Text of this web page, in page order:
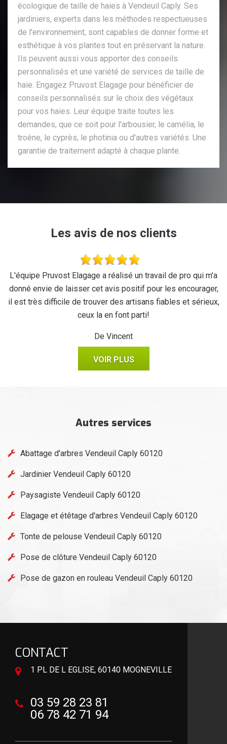
écologique de taille de haies à Vendeuil Caply. Ses
jardiniers, experts dans les méthodes respectueuses
de l'environnement, sont capables de donner forme et
esthétique à vos plantes tout en préservant la nature.
Ils peuvent aussi vous apporter des conseils
personnalisés et une variété de services de taille de
haie. Engagez Pruvost Elagage pour bénéficier de
conseils personnalisés sur le choix des végétaux
pour vos haies. Leur équipe traite toutes les
demandes, que ce soit pour l'arbousier, le camélia, le
troène, le cyprès, le photinia ou d'autres variétés. Une
garantie de traitement adapté à chaque plante.
Les avis de nos clients
L'équipe Pruvost Elagage a réalisé un travail de pro qui m'a
donné envie de laisser cet avis positif pour les encourager,
il est très difficile de trouver des artisans fiables et sérieux,
ceux la en font parti!
De Vincent
VOIR PLUS
Autres services
Abattage d'arbres Vendeuil Caply 60120
Jardinier Vendeuil Caply 60120
Paysagiste Vendeuil Caply 60120
Elagage et étêtage d'arbres Vendeuil Caply 60120
Tonte de pelouse Vendeuil Caply 60120
Pose de clôture Vendeuil Caply 60120
Pose de gazon en rouleau Vendeuil Caply 60120
CONTACT
1 PL DE L EGLISE, 60140 MOGNEVILLE
03 59 28 23 81
06 78 42 71 94